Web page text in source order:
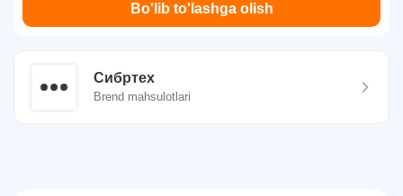
Bo'lib to'lashga olish
Сибртех
Brend mahsulotlari